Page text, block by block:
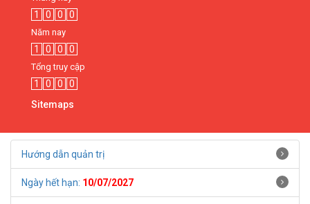
1 0 0 0
Năm nay
1 0 0 0
Tổng truy cập
1 0 0
0
Sitemaps
Hướng dẫn quản trị
Ngày hết hạn: 10/07/2027